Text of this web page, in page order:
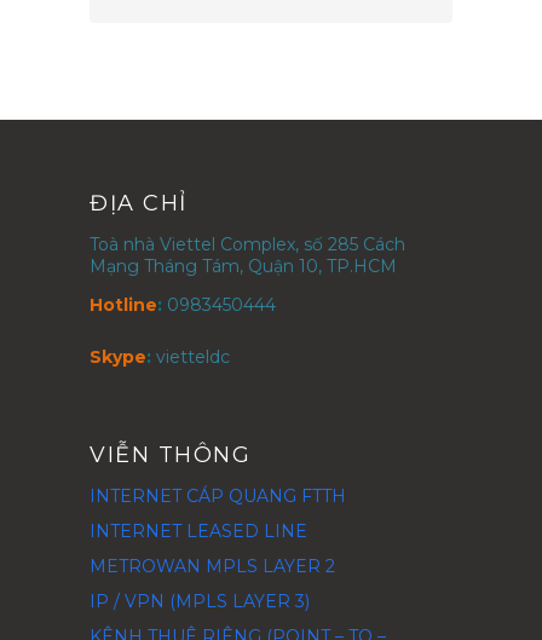
ĐỊA CHỈ
Toà nhà Viettel Complex, số 285 Cách
Mạng Tháng Tám, Quận 10, TP.HCM
Hotline: 0983450444
Skype: vietteldc
VIỄN THÔNG
INTERNET CÁP QUANG FTTH
INTERNET LEASED LINE
METROWAN MPLS LAYER 2
IP / VPN (MPLS LAYER 3)